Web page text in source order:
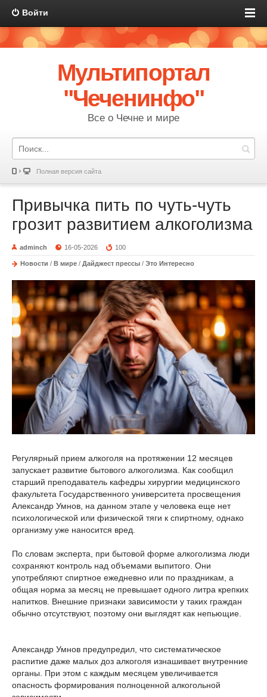
Войти
Мультипортал
"Чеченинфо"
Все о Чечне и мире
Полная версия сайта
Привычка пить по чуть-чуть
грозит развитием алкоголизма
adminch 16-05-2026 100
Новости / В мире / Дайджест прессы / Это Интересно
Регулярный прием алкоголя на протяжении 12 месяцев
запускает развитие бытового алкоголизма. Как сообщил
старший преподаватель кафедры хирургии медицинского
факультета Государственного университета просвещения
Александр Умнов, на данном этапе у человека еще нет
психологической или физической тяги к спиртному, однако
организму уже наносится вред.
По словам эксперта, при бытовой форме алкоголизма люди
сохраняют контроль над объемами выпитого. Они
употребляют спиртное ежедневно или по праздникам, а
общая норма за месяц не превышает одного литра крепких
напитков. Внешние признаки зависимости у таких граждан
обычно отсутствуют, поэтому они выглядят как непьющие.
Александр Умнов предупредил, что систематическое
распитие даже малых доз алкоголя изнашивает внутренние
органы. При этом с каждым месяцем увеличивается
опасность формирования полноценной алкогольной